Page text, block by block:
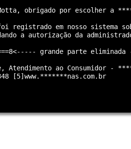
obrigado por escolher a
registrado em nosso sistema
a autorização da
grande parte eliminada
Atendimento ao Consumidor -
[5]www.*******nas.com.br